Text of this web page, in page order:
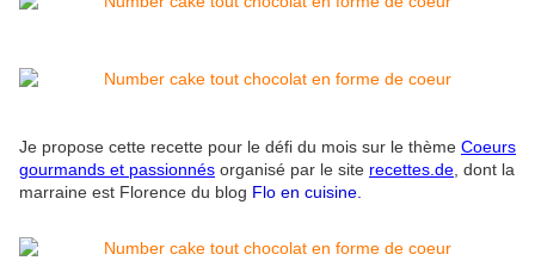
Je propose cette recette pour le défi du mois sur le thème Coeurs
gourmands et passionnés organisé par le site recettes.de dont la
marraine est Florence du blog Flo en cuisine.